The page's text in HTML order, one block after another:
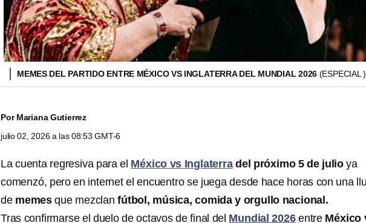
MEMES DEL PARTIDO ENTRE MÉXICO VS INGLATERRA DEL MUNDIAL 2026 (ESPECIAL )
PorMariana Gutierrez
julio 02, 2026 a las 08:53 GMT-6
La cuenta regresiva para el México vs Inglaterradel próximo 5 de julio ya
comenzó, pero en internet el encuentro se juega desde hace horas con una
de memes que mezclanfútbol, música, comida y orgullo nacional.
Tras confirmarse el duelo de octavos de final del Mundial 2026 entre México